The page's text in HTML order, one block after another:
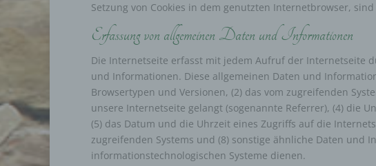
Setzung von Cookies in dem genutzten Internetbrowser,
Erfassung von allgemeinen Daten und Informationen
Die Internetseite erfasst mit jedem Aufruf der Internetseite
und Informationen. Diese allgemeinen Daten und
Browsertypen und Versionen, (2) das vom zugreifenden
unsere Internetseite gelangt (sogenannte Referrer), (4) die
(5) das Datum und die Uhrzeit eines Zugriffs auf die
zugreifenden Systems und (8) sonstige ähnliche Daten und
informationstechnologischen Systeme dienen.
dieser natürlichen
f)
Hinzuziehung
betroffenen
Informationen
organisatorischen
natürlichen Person